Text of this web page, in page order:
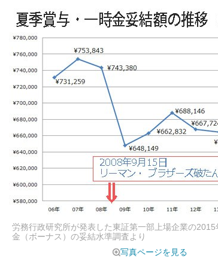
労務行政研究所が発表した東証第一部上場企業の
金（ボーナス）の妥結水準調査より
写真ページを見る